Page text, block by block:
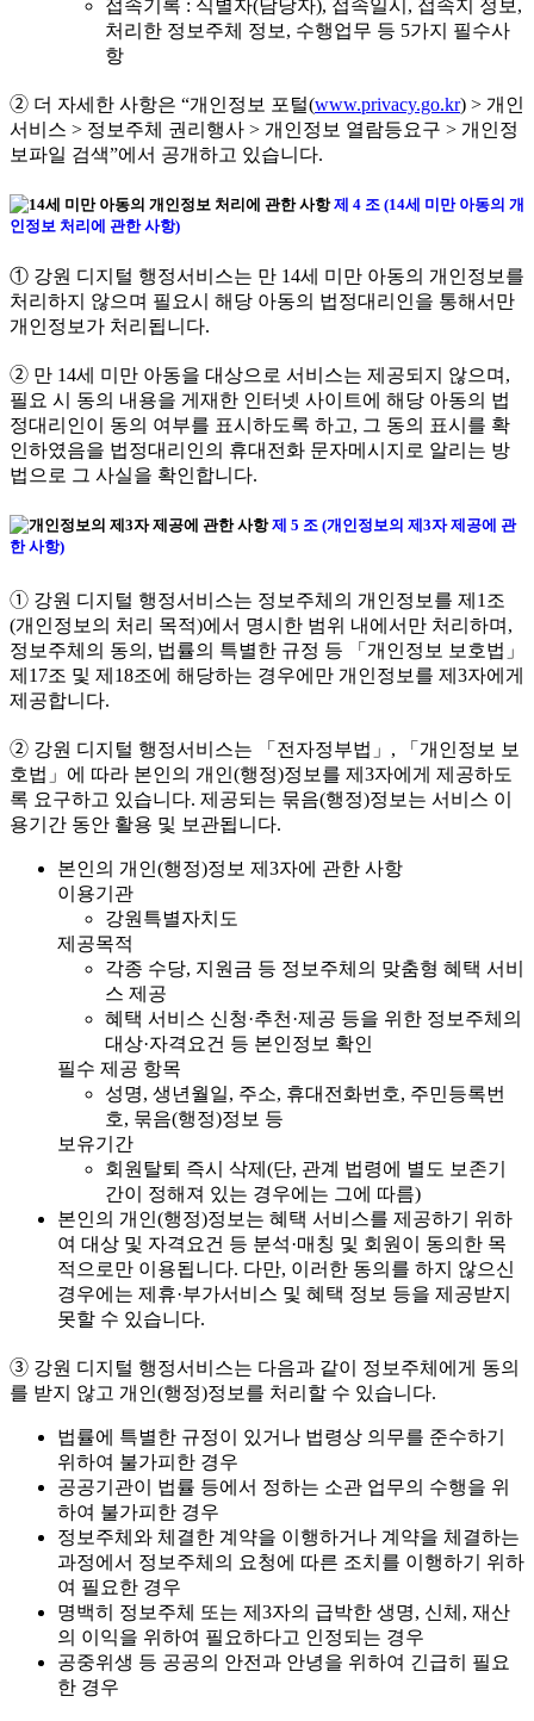
접속기록 : 식별자(담당자), 접속일시, 접속지 정보,
처리한 정보주체 정보, 수행업무 등 5가지 필수사
항
➁ 더 자세한 사항은 “개인정보 포털(www.privacy.go.kr) > 개인
서비스 > 정보주체 권리행사 > 개인정보 열람등요구 > 개인정
보파일 검색”에서 공개하고 있습니다.
제 4 조 (14세 미만 아동의 개
인정보 처리에 관한 사항)
① 강원 디지털 행정서비스는 만 14세 미만 아동의 개인정보를
처리하지 않으며 필요시 해당 아동의 법정대리인을 통해서만
개인정보가 처리됩니다.
➁ 만 14세 미만 아동을 대상으로 서비스는 제공되지 않으며,
필요 시 동의 내용을 게재한 인터넷 사이트에 해당 아동의 법
정대리인이 동의 여부를 표시하도록 하고, 그 동의 표시를 확
인하였음을 법정대리인의 휴대전화 문자메시지로 알리는 방
법으로 그 사실을 확인합니다.
제 5 조 (개인정보의 제3자 제공에 관
한 사항)
➀ 강원 디지털 행정서비스는 정보주체의 개인정보를 제1조
(개인정보의 처리 목적)에서 명시한 범위 내에서만 처리하며,
정보주체의 동의, 법률의 특별한 규정 등 「개인정보 보호법」
제17조 및 제18조에 해당하는 경우에만 개인정보를 제3자에게
제공합니다.
➁ 강원 디지털 행정서비스는 「전자정부법」, 「개인정보 보
호법」에 따라 본인의 개인(행정)정보를 제3자에게 제공하도
록 요구하고 있습니다. 제공되는 묶음(행정)정보는 서비스 이
용기간 동안 활용 및 보관됩니다.
본인의 개인(행정)정보 제3자에 관한 사항
이용기관
강원특별자치도
제공목적
각종 수당, 지원금 등 정보주체의 맞춤형 혜택 서비
스 제공
혜택 서비스 신청·추천·제공 등을 위한 정보주체의
대상·자격요건 등 본인정보 확인
필수 제공 항목
성명, 생년월일, 주소, 휴대전화번호, 주민등록번
호, 묶음(행정)정보 등
보유기간
회원탈퇴 즉시 삭제(단, 관계 법령에 별도 보존기
간이 정해져 있는 경우에는 그에 따름)
본인의 개인(행정)정보는 혜택 서비스를 제공하기 위하
여 대상 및 자격요건 등 분석·매칭 및 회원이 동의한 목
적으로만 이용됩니다. 다만, 이러한 동의를 하지 않으신
경우에는 제휴·부가서비스 및 혜택 정보 등을 제공받지
못할 수 있습니다.
➂ 강원 디지털 행정서비스는 다음과 같이 정보주체에게 동의
를 받지 않고 개인(행정)정보를 처리할 수 있습니다.
법률에 특별한 규정이 있거나 법령상 의무를 준수하기
위하여 불가피한 경우
공공기관이 법률 등에서 정하는 소관 업무의 수행을 위
하여 불가피한 경우
정보주체와 체결한 계약을 이행하거나 계약을 체결하는
과정에서 정보주체의 요청에 따른 조치를 이행하기 위하
여 필요한 경우
명백히 정보주체 또는 제3자의 급박한 생명, 신체, 재산
의 이익을 위하여 필요하다고 인정되는 경우
공중위생 등 공공의 안전과 안녕을 위하여 긴급히 필요
한 경우